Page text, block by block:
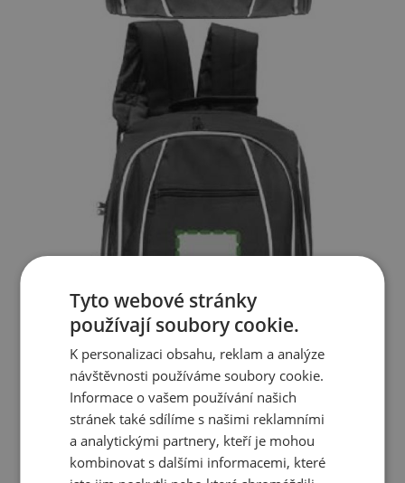
Tyto webové stránky
používají soubory cookie.
K personalizaci obsahu, reklam a analýze
návštěvnosti používáme soubory cookie.
Informace o vašem používání našich
stránek také sdílíme s našimi reklamními
a analytickými partnery, kteří je mohou
kombinovat s dalšími informacemi, které